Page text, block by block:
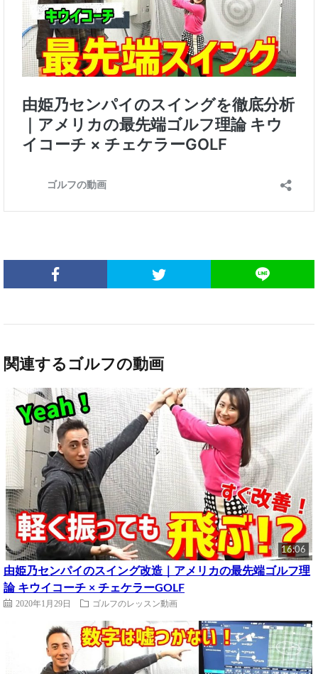
関連するゴルフの動画
16:06
由姫乃センパイのスイング改造｜アメリカの最先端ゴルフ理
論 キウイコーチ × チェケラーGOLF
2020年1月29日 ゴルフのレッスン動画